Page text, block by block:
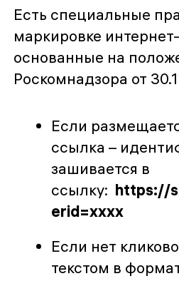
Есть специальные
маркировке
основанные на
Роскомнадзора от
Если
ссылка –
зашивается в
ссылку: https://
erid=xxxx
Если нет
текстом в